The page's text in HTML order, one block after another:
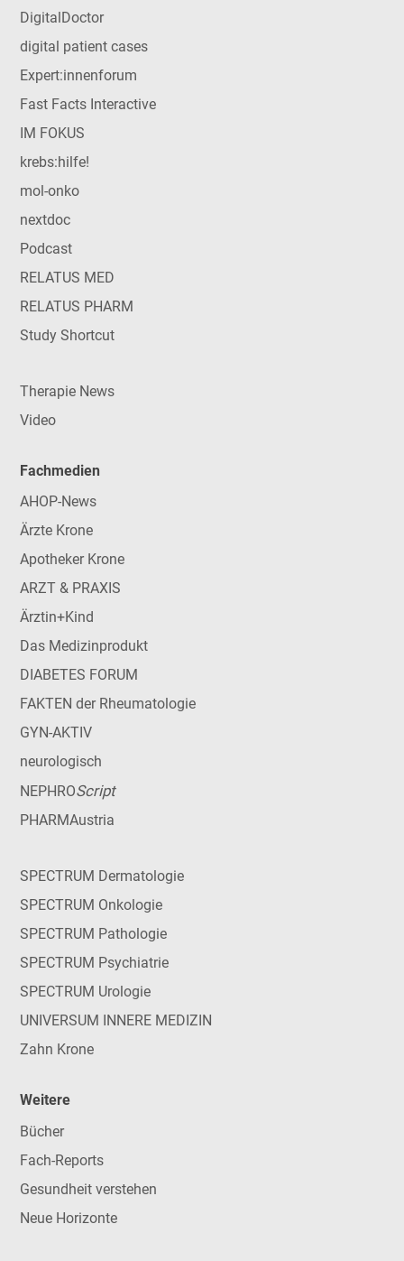
DigitalDoctor
digital patient cases
Expert:innenforum
Fast Facts Interactive
IM FOKUS
krebs:hilfe!
mol-onko
nextdoc
Podcast
RELATUS MED
RELATUS PHARM
Study Shortcut
Therapie News
Video
Fachmedien
AHOP-News
Ärzte Krone
Apotheker Krone
ARZT & PRAXIS
Ärztin+Kind
Das Medizinprodukt
DIABETES FORUM
FAKTEN der Rheumatologie
GYN-AKTIV
neurologisch
NEPHROScript
PHARMAustria
SPECTRUM Dermatologie
SPECTRUM Onkologie
SPECTRUM Pathologie
SPECTRUM Psychiatrie
SPECTRUM Urologie
UNIVERSUM INNERE MEDIZIN
Zahn Krone
Weitere
Bücher
Fach-Reports
Gesundheit verstehen
Neue Horizonte